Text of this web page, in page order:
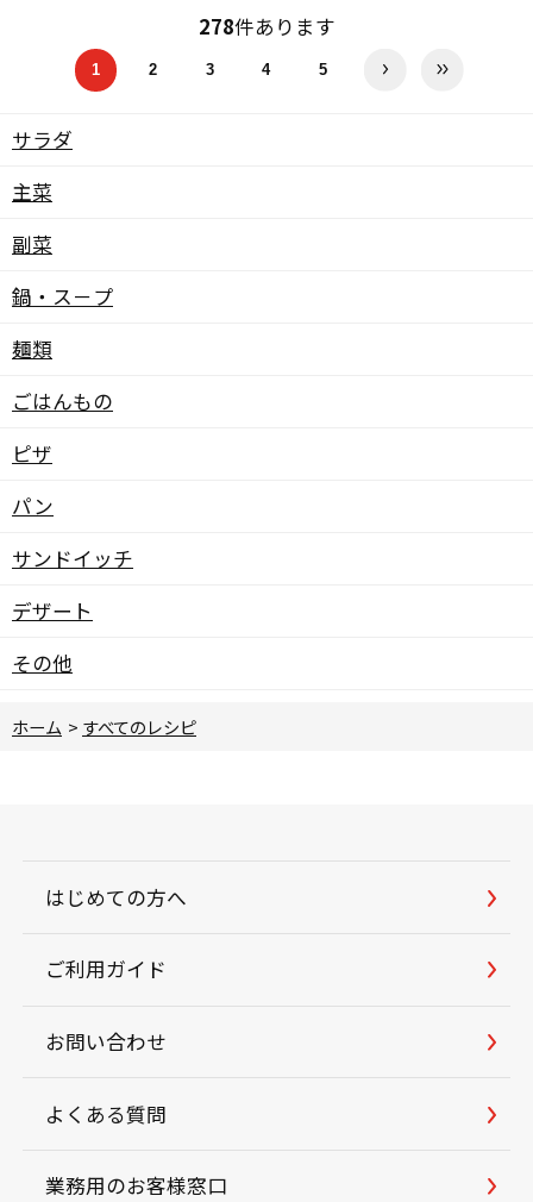
278件あります
1 2 3 4 5
サラダ
主菜
副菜
鍋・ス－プ
麺類
ごはんもの
ピザ
パン
サンドイッチ
デザート
その他
ホーム > すべてのレシピ
はじめての方へ
ご利用ガイド
お問い合わせ
よくある質問
業務用のお客様窓口